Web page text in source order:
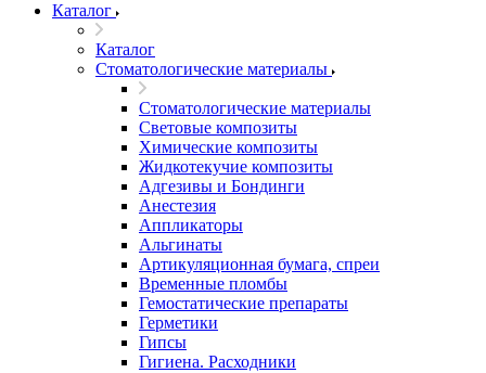
Каталог
Каталог
Стоматологические материалы
Стоматологические материалы
Световые композиты
Химические композиты
Жидкотекучие композиты
Адгезивы и Бондинги
Анестезия
Аппликаторы
Альгинаты
Артикуляционная бумага, спреи
Временные пломбы
Гемостатические препараты
Герметики
Гипсы
Гигиена. Расходники